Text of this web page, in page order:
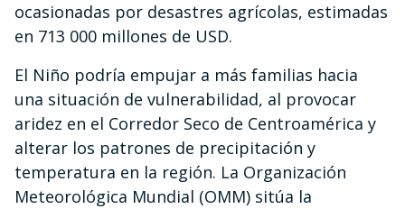
ocasionadas por desastres agrícolas, estimadas
en 713 000 millones de USD.
El Niño podría empujar a más familias hacia
una situación de vulnerabilidad, al provocar
aridez en el Corredor Seco de Centroamérica y
alterar los patrones de precipitación y
temperatura en la región. La Organización
Meteorológica Mundial (OMM) sitúa la